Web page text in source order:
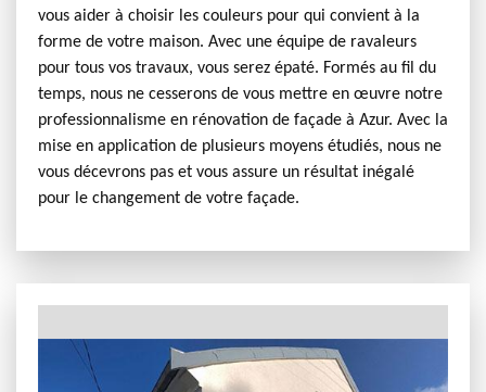
vous aider à choisir les couleurs pour qui convient à la
forme de votre maison. Avec une équipe de ravaleurs
pour tous vos travaux, vous serez épaté. Formés au fil du
temps, nous ne cesserons de vous mettre en œuvre notre
professionnalisme en rénovation de façade à Azur. Avec la
mise en application de plusieurs moyens étudiés, nous ne
vous décevrons pas et vous assure un résultat inégalé
pour le changement de votre façade.